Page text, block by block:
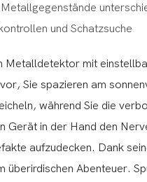
und Schatzsuche
mit
Sie spazieren am
während Sie die
Gerät in der Hand den
aufzudecken. Dank
Abenteuer.